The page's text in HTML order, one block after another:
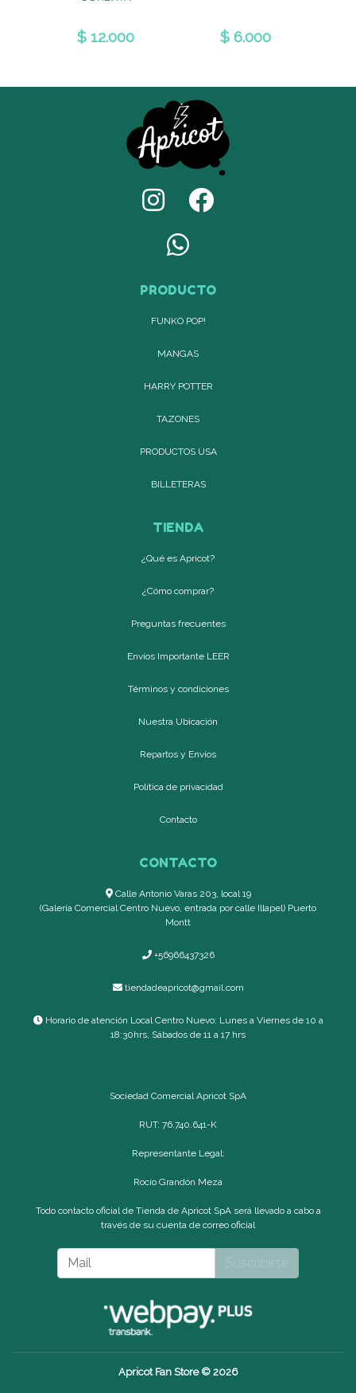
$ 12.000 $ 6.000
PRODUCTO
FUNKO POP!
MANGAS
HARRY POTTER
TAZONES
PRODUCTOS USA
BILLETERAS
TIENDA
¿Qué es Apricot?
¿Cómo comprar?
Preguntas frecuentes
Envíos Importante LEER
Términos y condiciones
Nuestra Ubicación
Repartos y Envíos
Política de privacidad
Contacto
CONTACTO
Calle Antonio Varas 203, local 19
(Galería Comercial Centro Nuevo, entrada por calle Illapel) Puerto
Montt
+56966437326
tiendadeapricot@gmail.com
Horario de atención Local Centro Nuevo: Lunes a Viernes de 10 a
18:30hrs, Sábados de 11 a 17 hrs
Sociedad Comercial Apricot SpA
RUT: 76.740.641-K
Representante Legal:
Rocío Grandón Meza
Todo contacto oficial de Tienda de Apricot SpA será llevado a cabo a
través de su cuenta de correo oficial
Apricot Fan Store © 2026